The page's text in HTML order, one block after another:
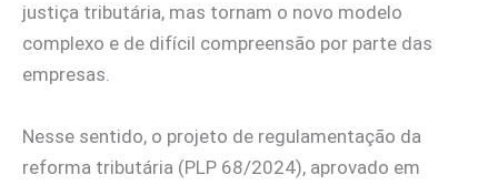
justiça tributária, mas tornam o novo modelo
complexo e de difícil compreensão por parte das
empresas.
Nesse sentido, o projeto de regulamentação da
reforma tributária (PLP 68/2024), aprovado em